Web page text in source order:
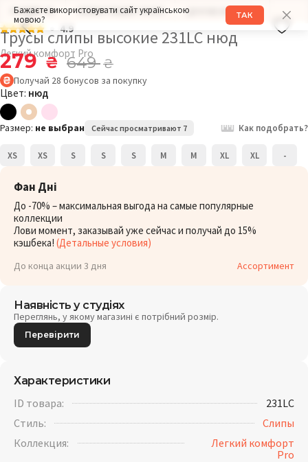
Бажаєте використовувати сайт українською
мовою?
ТАК
РАЗМЕР: XL ОБХВАТ БЕДЕР: 104СМ ДРУГИЕ МОДЕЛИ
4.9
Трусы слипы высокие 231LC нюд
Легкий комфорт Pro
279₴ 649₴
Получай 28 бонусов за покупку
Цвет: нюд
Размер: не выбран Сейчас просматривают 7 Как подобрать?
XS XS S S S M M XL XL -
Фан Дні
До -70% – максимальная выгода на самые популярные
коллекции
Лови момент, заказывай уже сейчас и получай до 15%
кэшбека! (Детальные условия)
До конца акции 3 дня Ассортимент
Наявність у студіях
Переглянь, у якому магазині є потрібний розмір.
Перевірити
Характеристики
ID товара:
231LC
Стиль:
Слипы
Коллекция:
Легкий комфорт
Pro